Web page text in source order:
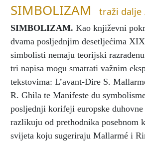
SIMBOLIZAM traži dalje
SIMBOLIZAM. Kao književni
dvama posljednjim desetljećima
simbolisti nemaju teorijski
tri napisa mogu smatrati važnim
tekstovima: L’avant-Dire S.
R. Ghila te Manifeste du
posljednji korifeji europske
razlikuju od prethodnika posebnom
svijeta koju sugeriraju Mallarmé i